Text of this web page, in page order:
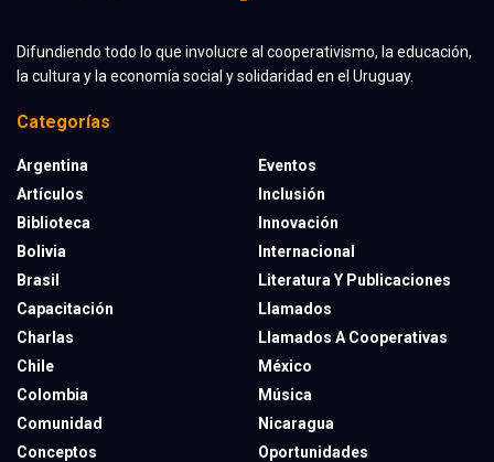
Difundiendo todo lo que involucre al cooperativismo, la educación,
la cultura y la economía social y solidaridad en el Uruguay.
Categorías
Argentina
Artículos
Biblioteca
Bolivia
Brasil
Capacitación
Charlas
Chile
Colombia
Comunidad
Conceptos
Eventos
Inclusión
Innovación
Internacional
Literatura Y Publicaciones
Llamados
Llamados A Cooperativas
México
Música
Nicaragua
Oportunidades